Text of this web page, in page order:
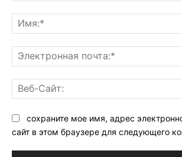
сохраните мое имя, адрес
сайт в этом браузере для следующего